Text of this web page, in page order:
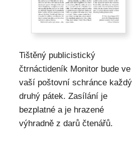
Tištěný publicistický
čtrnáctideník Monitor bude ve
vaší poštovní schránce každý
druhý pátek. Zasílání je
bezplatné a je hrazené
výhradně z darů čtenářů.